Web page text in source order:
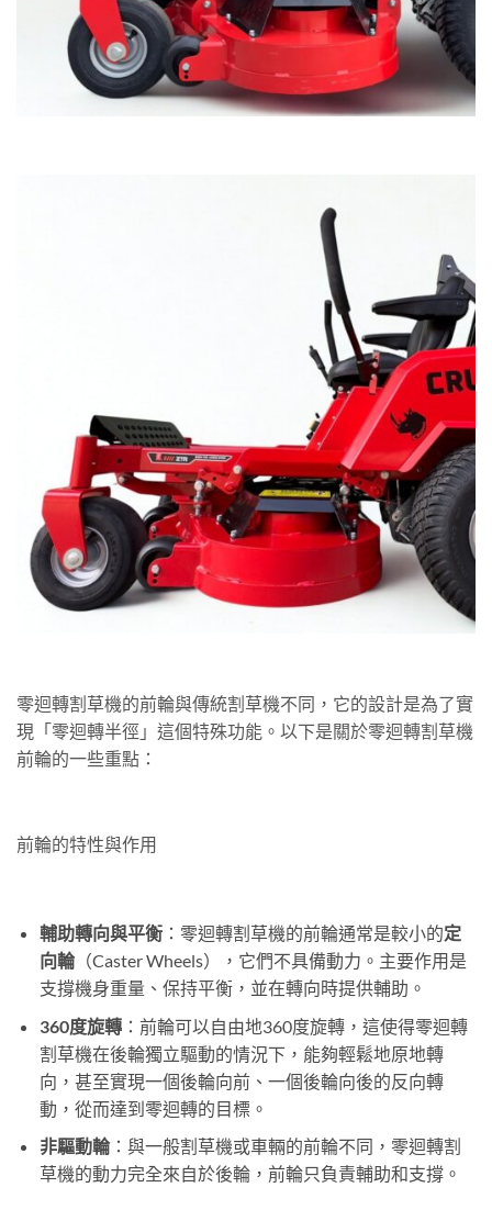
零迴轉割草機的前輪與傳統割草機不同，它的設計是為了實
現「零迴轉半徑」這個特殊功能。以下是關於零迴轉割草機
前輪的一些重點：
前輪的特性與作用
輔助轉向與平衡：零迴轉割草機的前輪通常是較小的定
向輪（Caster Wheels），它們不具備動力。主要作用是
支撐機身重量、保持平衡，並在轉向時提供輔助。
360度旋轉：前輪可以自由地360度旋轉，這使得零迴轉
割草機在後輪獨立驅動的情況下，能夠輕鬆地原地轉
向，甚至實現一個後輪向前、一個後輪向後的反向轉
動，從而達到零迴轉的目標。
非驅動輪：與一般割草機或車輛的前輪不同，零迴轉割
草機的動力完全來自於後輪，前輪只負責輔助和支撐。